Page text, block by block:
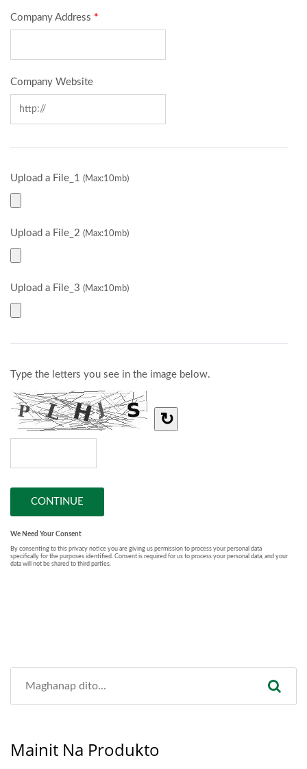
Mainit Na Produkto